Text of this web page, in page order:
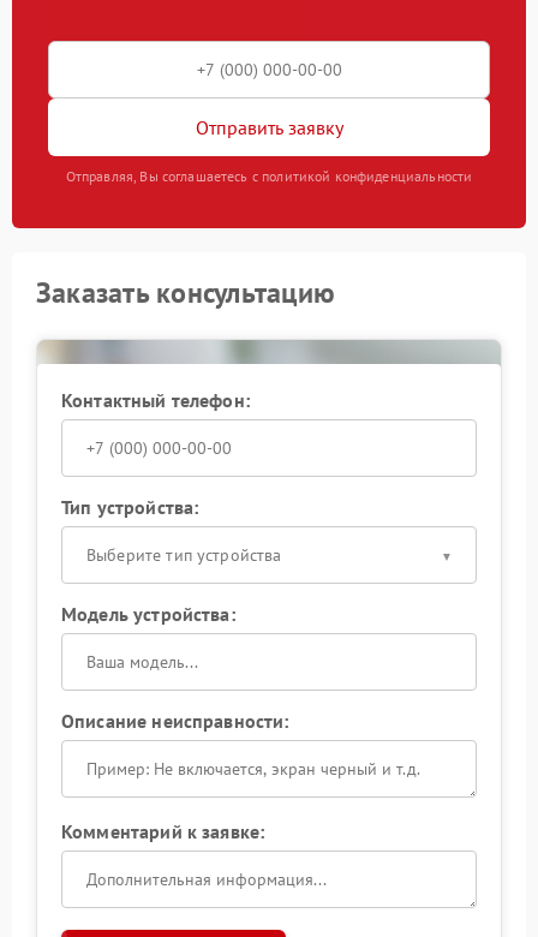
Отправить заявку
Отправляя, Вы соглашаетесь с политикой конфиденциальности
Заказать консультацию
Контактный телефон:
Тип устройства:
Выберите тип устройства
Модель устройства:
Описание неисправности:
Комментарий к заявке: